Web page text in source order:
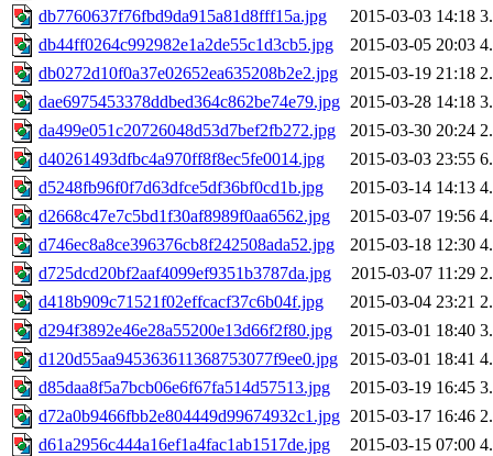
db7760637f76fbd9da915a81d8fff15a.jpg
2015-03-03 14:18
db44ff0264c992982e1a2de55c1d3cb5.jpg
2015-03-05 20:03
db0272d10f0a37e02652ea635208b2e2.jpg
2015-03-19 21:18
dae6975453378ddbed364c862be74e79.jpg 2015-03-28 14:18
da499e051c20726048d53d7bef2fb272.jpg
2015-03-30 20:24
d40261493dfbc4a970ff8f8ec5fe0014.jpg
2015-03-03 23:55
d5248fb96f0f7d63dfce5df36bf0cd1b.jpg
2015-03-14 14:13
d2668c47e7c5bd1f30af8989f0aa6562.jpg
2015-03-07 19:56
d746ec8a8ce396376cb8f242508ada52.jpg
2015-03-18 12:30
d725dcd20bf2aaf4099ef9351b3787da.jpg
2015-03-07 11:29
d418b909c71521f02effcacf37c6b04f.jpg
2015-03-04 23:21
d294f3892e46e28a55200e13d66f2f80.jpg
2015-03-01 18:40
d120d55aa945363611368753077f9ee0.jpg
2015-03-01 18:41
d85daa8f5a7bcb06e6f67fa514d57513.jpg
2015-03-19 16:45
d72a0b9466fbb2e804449d99674932c1.jpg 2015-03-17 16:46
d61a2956c444a16ef1a4fac1ab1517de.jpg
2015-03-15 07:00